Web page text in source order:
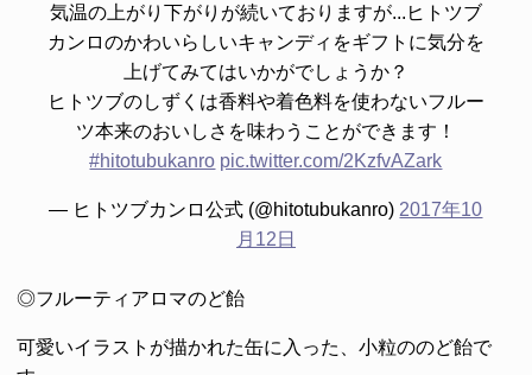
気温の上がり下がりが続いておりますが...ヒトツブ
カンロのかわいらしいキャンディをギフトに気分を
上げてみてはいかがでしょうか？
ヒトツブのしずくは香料や着色料を使わないフルー
ツ本来のおいしさを味わうことができます！
#hitotubukanro pic.twitter.com/2KzfvAZark
— ヒトツブカンロ公式 (@hitotubukanro) 2017年10
月12日
◎フルーティアロマのど飴
可愛いイラストが描かれた缶に入った、小粒ののど飴で